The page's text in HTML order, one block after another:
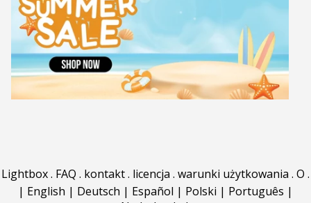
Lightbox. FAQ . kontakt. licencja . warunki użytkowania . O .
| English | Deutsch | Español | Polski | Português |